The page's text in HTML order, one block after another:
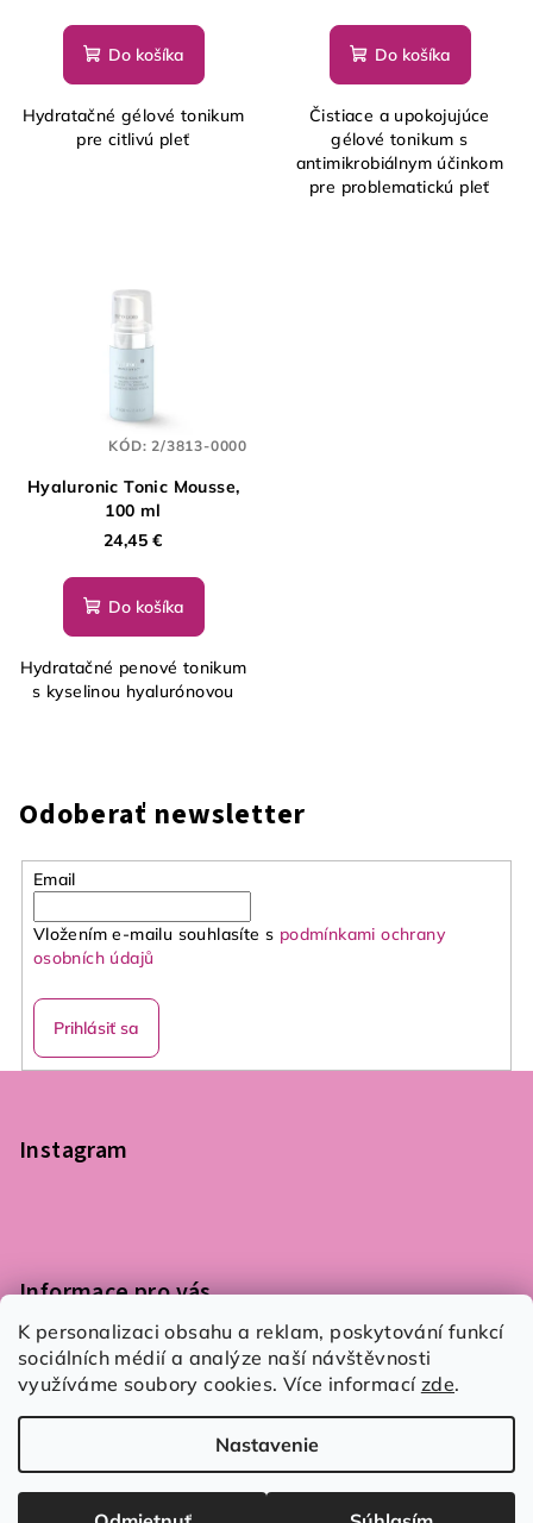
K personalizaci obsahu a reklam, poskytování funkcí
sociálních médií a analýze naší návštěvnosti
využíváme soubory cookies. Více informací zde.
Nastavenie
Do košíka
Hydratačné gélové tonikum
pre citlivú pleť
Do košíka
Čistiace a upokojujúce
gélové tonikum s
antimikrobiálnym účinkom
pre problematickú pleť
Hyaluronic Tonic Mousse,
100 ml
24,45 €
Do košíka
Hydratačné penové tonikum
s kyselinou hyalurónovou
KÓD:2/3813-0000
Odoberať newsletter
Email
Vložením e-mailu souhlasíte s podmínkami ochrany
osobních údajů
Prihlásiť sa
e
Instagram
Informace pro vás
Podmínky ochrany osobních údajů
Obchodní podmínky
Upraviť nastavenie cookies